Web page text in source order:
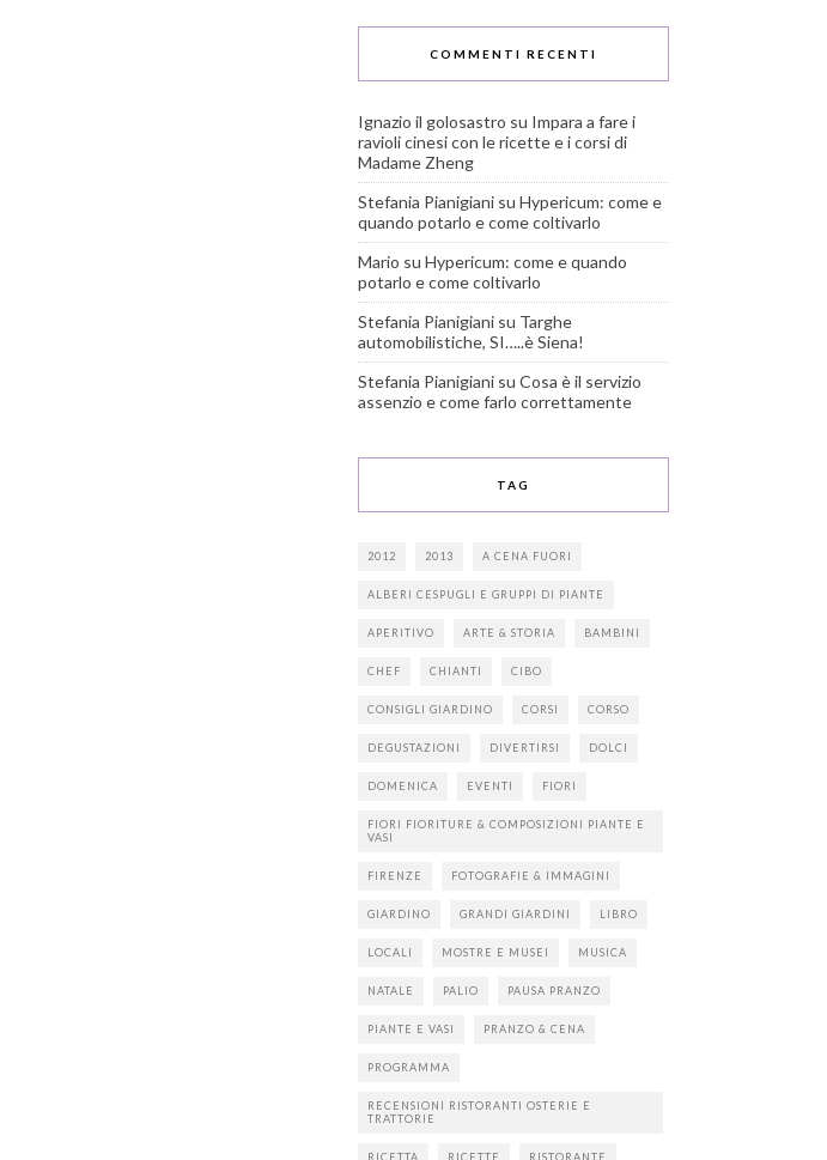
COMMENTI RECENTI
Ignazio il golosastro su Impara a fare i
ravioli cinesi con le ricette e i corsi di
Madame Zheng
Stefania Pianigiani su Hypericum: come e
quando potarlo e come coltivarlo
Mario su Hypericum: come e quando
potarlo e come coltivarlo
Stefania Pianigiani su Targhe
automobilistiche, SI…..è Siena!
Stefania Pianigiani su Cosa è il servizio
assenzio e come farlo correttamente
TAG
2012 2013 A CENA FUORI
ALBERI CESPUGLI E GRUPPI DI PIANTE
APERITIVO ARTE & STORIA BAMBINI
CHEF CHIANTI CIBO
CONSIGLI GIARDINO CORSI CORSO
DEGUSTAZIONI DIVERTIRSI DOLCI
DOMENICA EVENTI FIORI
FIORI FIORITURE & COMPOSIZIONI PIANTE E
VASI
FIRENZE FOTOGRAFIE & IMMAGINI
GIARDINO GRANDI GIARDINI LIBRO
LOCALI MOSTRE E MUSEI MUSICA
NATALE PALIO PAUSA PRANZO
PIANTE E VASI PRANZO & CENA
PROGRAMMA
RECENSIONI RISTORANTI OSTERIE E
TRATTORIE
RICETTA RICETTE RISTORANTE